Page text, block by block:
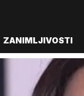
ZANIMLJIVOSTI